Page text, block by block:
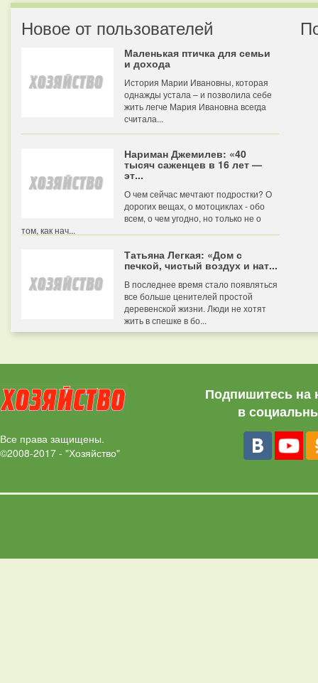
Новое от пользователей
Маленькая птичка для семьи
и дохода
История Марии Ивановны, которая
однажды устала – и позволила себе
жить легче Мария Ивановна всегда
считала...
Нариман Джемилев: «40
тысяч саженцев в 16 лет —
эт...
О чем сейчас мечтают подростки? О
дорогих вещах, о мотоциклах - обо
всем, о чем угодно, но только не о
том, как нач...
Татьяна Легкая: «Дом с
печкой, чистый воздух и нат...
В последнее время стало появляться
все больше ценителей простой
деревенской жизни. Люди не хотят
жить в спешке в бо...
Все права защищены.
©2008-2017 - "Хозяйство"
Подпишитесь на
в